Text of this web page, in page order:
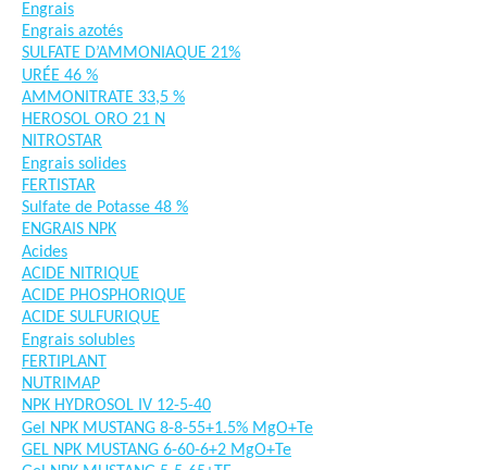
Engrais
Engrais azotés
SULFATE D’AMMONIAQUE 21%
URÉE 46 %
AMMONITRATE 33,5 %
HEROSOL ORO 21 N
NITROSTAR
Engrais solides
FERTISTAR
Sulfate de Potasse 48 %
ENGRAIS NPK
Acides
ACIDE NITRIQUE
ACIDE PHOSPHORIQUE
ACIDE SULFURIQUE
Engrais solubles
FERTIPLANT
NUTRIMAP
NPK HYDROSOL IV 12-5-40
Gel NPK MUSTANG 8-8-55+1.5% MgO+Te
GEL NPK MUSTANG 6-60-6+2 MgO+Te